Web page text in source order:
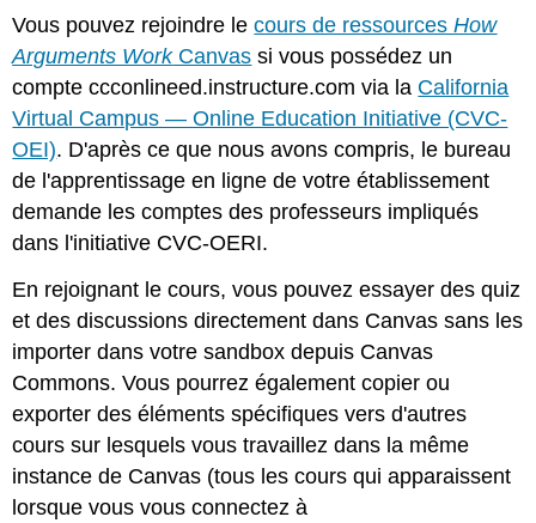
Vous pouvez rejoindre lecours de ressourcesHow
Arguments WorkCanvas si vous possédez un
compte ccconlineed.instructure.com via la California
Virtual Campus — Online Education Initiative (CVC-
OEI). D'après ce que nous avons compris, le bureau
de l'apprentissage en ligne de votre établissement
demande les comptes des professeurs impliqués
dans l'initiative CVC-OERI.
En rejoignant le cours, vous pouvez essayer des quiz
et des discussions directement dans Canvas sans les
importer dans votre sandbox depuis Canvas
Commons. Vous pourrez également copier ou
exporter des éléments spécifiques vers d'autres
cours sur lesquels vous travaillez dans la même
instance de Canvas (tous les cours qui apparaissent
lorsque vous vous connectez à